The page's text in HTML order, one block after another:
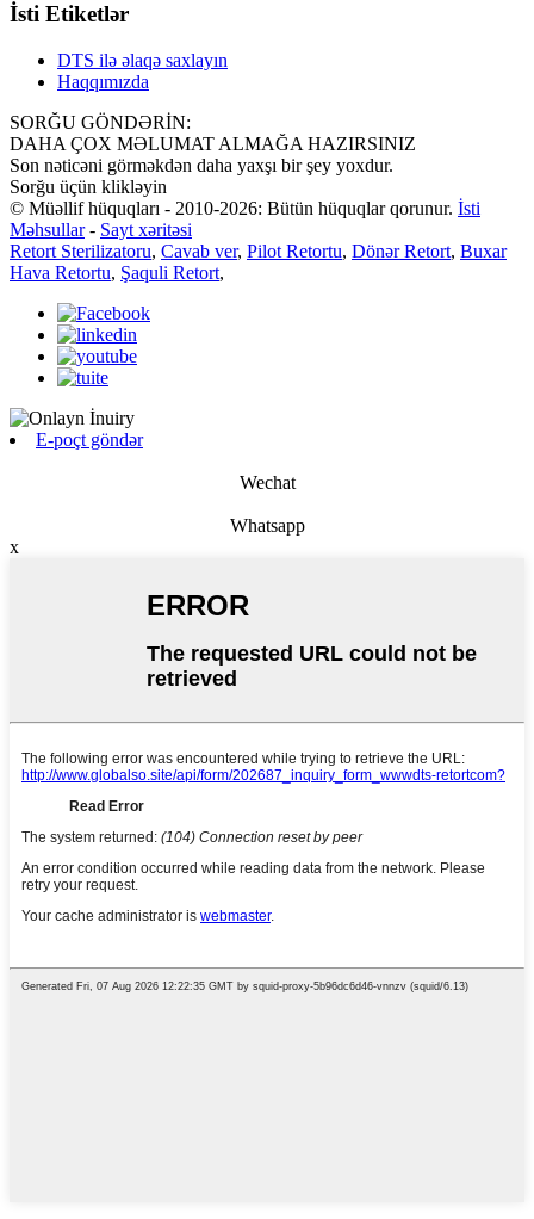
İsti Etiketlər
DTS ilə əlaqə saxlayın
Haqqımızda
SORĞU GÖNDƏRİN:
DAHA ÇOX MƏLUMAT ALMAĞA HAZIRSINIZ
Son nəticəni görməkdən daha yaxşı bir şey yoxdur.
Sorğu üçün klikləyin
© Müəllif hüquqları - 2010-2026: Bütün hüquqlar qorunur. İsti
Məhsullar- Sayt xəritəsi
Retort Sterilizatoru, Cavab ver, Pilot Retortu, Dönər Retort, Buxar
Hava Retortu, Şaquli Retort,
E-poçt göndər
Wechat
Whatsapp
x